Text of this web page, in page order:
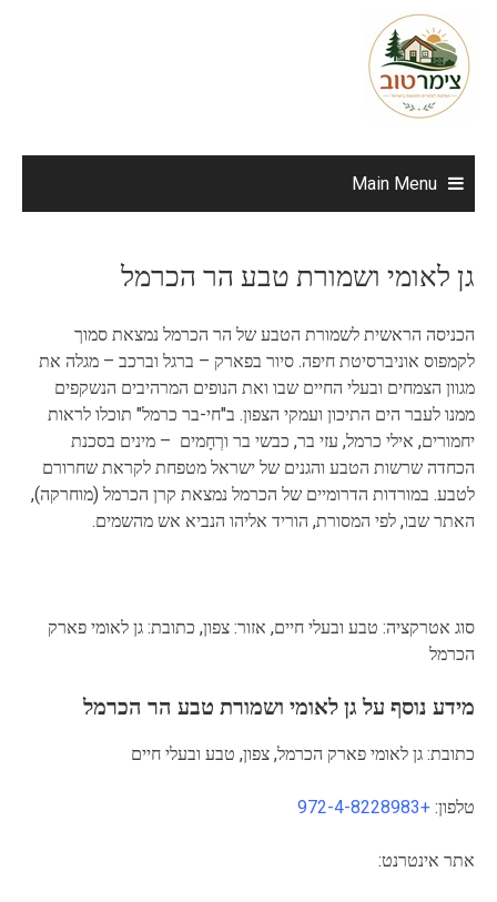
content
Main Menu
גן לאומי ושמורת טבע הר הכרמל
הכניסה הראשית לשמורת הטבע של הר הכרמל נמצאת סמוך
לקמפוס אוניברסיטת חיפה. סיור בפארק – ברגל וברכב – מגלה את
מגוון הצמחים ובעלי החיים שבו ואת הנופים המרהיבים הנשקפים
ממנו לעבר הים התיכון ועמקי הצפון. ב"חי-בר כרמל" תוכלו לראות
יחמורים, אילי כרמל, עזי בר, כבשי בר ורְחָמים – מינים בסכנת
הכחדה שרשות הטבע והגנים של ישראל מטפחת לקראת שחרורם
לטבע. במורדות הדרומיים של הכרמל נמצאת קרן הכרמל (מוחרקה),
האתר שבו, לפי המסורת, הוריד אליהו הנביא אש מהשמים.
סוג אטרקציה: טבע ובעלי חיים, אזור: צפון, כתובת: גן לאומי פארק
הכרמל
מידע נוסף על גן לאומי ושמורת טבע הר הכרמל
כתובת: גן לאומי פארק הכרמל, צפון, טבע ובעלי חיים
טלפון: +972-4-8228983
אתר אינטרנט: